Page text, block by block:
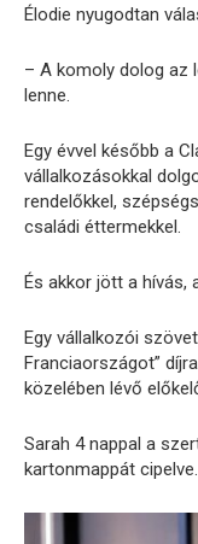
Élodie nyugodtan
– A komoly dolog az
lenne.
Egy évvel később a
vállalkozásokkal
rendelőkkel,
családi éttermekkel.
És akkor jött a hívás,
Egy vállalkozói
Franciaországot”
közelében lévő
Sarah 4 nappal a
kartonmappát cipelve.